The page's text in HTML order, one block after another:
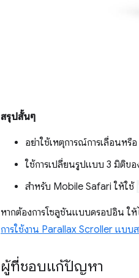
สรุปสั้นๆ
อย่าใช้เหตุการณ์การเลื่อนหรือ
ใช้การเปลี่ยนรูปแบบ 3 มิติข
สำหรับ Mobile Safari ให้ใช้
หากต้องการโซลูชันแบบดรอปอิน ใ
การใช้งาน Parallax Scroller แบบ
ผู้ที่ชอบแก้ปัญหา